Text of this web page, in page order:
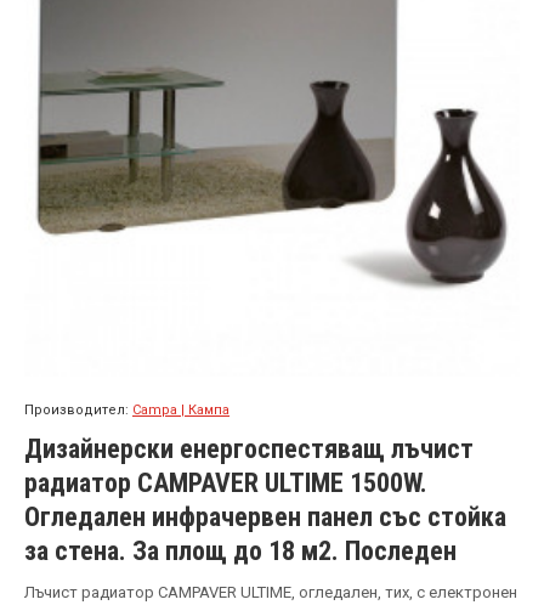
Производител: Campa | Кампа
Дизайнерски енергоспестяващ лъчист
радиатор CAMPAVER ULTIME 1500W.
Огледален инфрачервен панел със стойка
за стена. За площ до 18 м2. Последен
Лъчист радиатор CAMPAVER ULTIME, огледален, тих, с електронен